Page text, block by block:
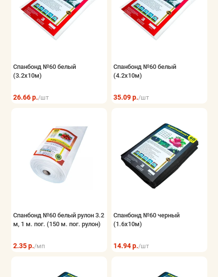
Спанбонд №60 белый
(3.2x10м)
26.66 р./шт
Спанбонд №60 белый
(4.2x10м)
35.09 р./шт
Спанбонд №60 белый рулон 3.2
м, 1 м. пог. (150 м. пог. рулон)
2.35 р./мп
Спанбонд №60 черный
(1.6x10м)
14.94 р./шт